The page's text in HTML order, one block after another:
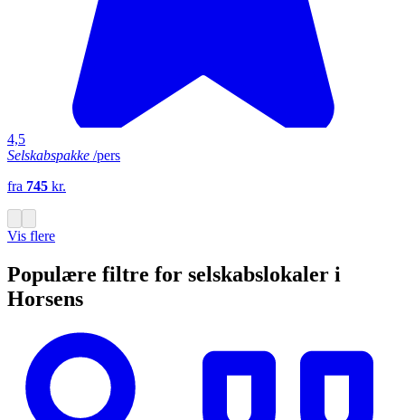
4,5
Selskabspakke /pers
fra 745 kr.
Vis flere
Populære filtre for selskabslokaler i
Horsens